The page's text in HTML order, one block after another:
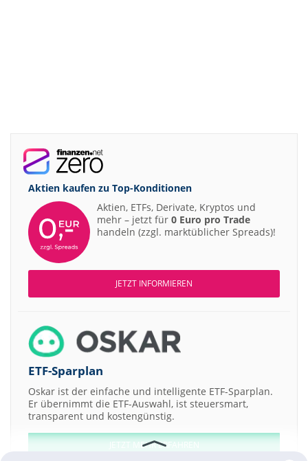
Aktien kaufen zu Top-Konditionen
Aktien, ETFs, Derivate, Kryptos und
mehr – jetzt für 0 Euro pro Trade
handeln (zzgl. marktüblicher Spreads)!
JETZT INFORMIEREN
ETF-Sparplan
Oskar ist der einfache und intelligente ETF-Sparplan.
Er übernimmt die ETF-Auswahl, ist steuersmart,
transparent und kostengünstig.
JETZT MEHR ERFAHREN